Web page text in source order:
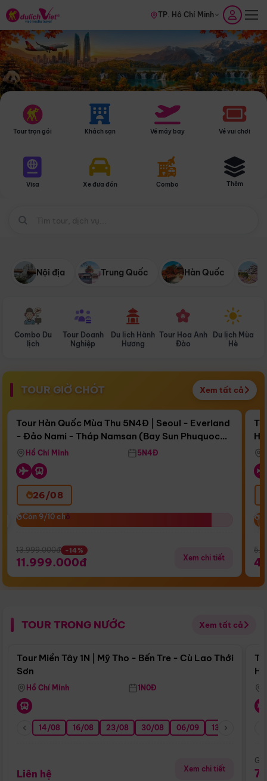
TP. Hồ Chí Minh
Tour trọn gói Khách sạn Vé máy bay Vé vui chơi
Visa Xe đưa đón Combo Thêm
Nội địa Trung Quốc Hàn Quốc
Combo Du
lịch
Tour Doanh
Nghiệp
Du lịch Hành
Hương
Tour Hoa Anh
Đào
Du lịch Mùa
Hè
TOUR GIỜ CHÓT Xem tất cả
Còn16 ngày 14:02:06
Bay Sun Phuquoc Airways
Điểm nổi bật
Tour Hàn Quốc Mùa Thu 5N4Đ | Seoul - Everland
- Đảo Nami - Tháp Namsan (Bay Sun Phuquoc
Airways)
Hồ Chí Minh 5N4Đ
26/08
Còn 9/10 chỗ
Còn 9/10 chỗ
13.999.000đ -14%
11.999.000đ Xem chi tiết
TOUR TRONG NƯỚC Xem tất cả
Điểm nổi bật
Tour Miền Tây 1N | Mỹ Tho - Bến Tre - Cù Lao Thới
Sơn
Hồ Chí Minh 1N0Đ
14/08 16/08 23/08 30/08 06/09 13/09
Liên hệ Xem chi tiết